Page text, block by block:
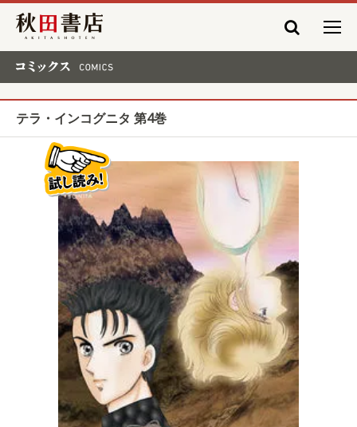
秋田書店
テラ・インコグニタ 第4巻